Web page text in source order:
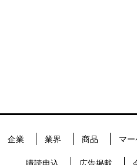
企業 業界 商品 マ
購読申込 広告掲載